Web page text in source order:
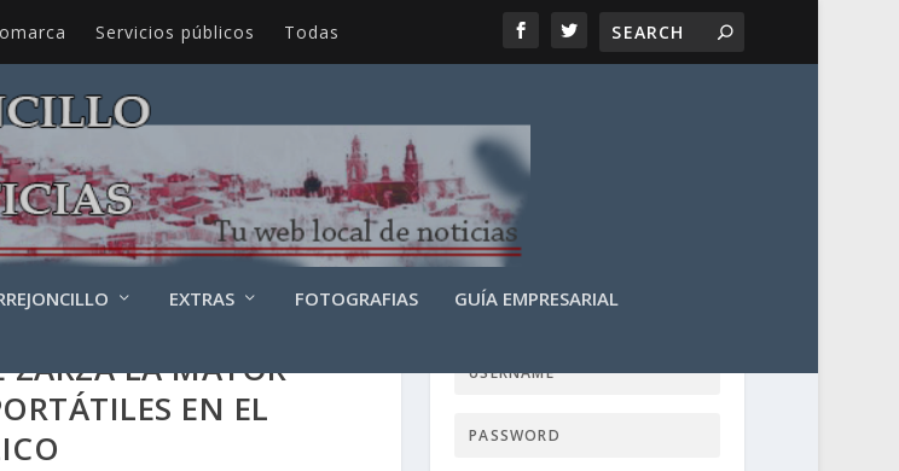
Servicios públicos Todas
EXTRAS FOTOGRAFIAS GUÍA EMPRESARIAL
ZARZA LA MAYOR
EN EL
LOGIN USER TTN